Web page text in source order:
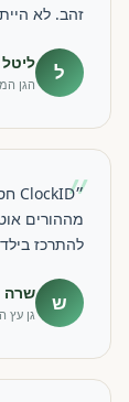
זהב. לא
ל הגן
״
מההורים
להתרכז
ש שרה
גן עץ